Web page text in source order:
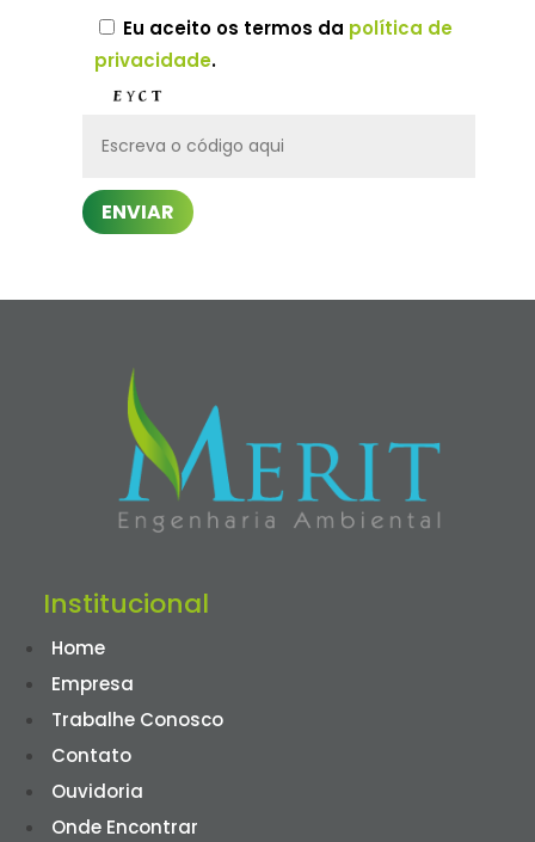
Eu aceito os termos da política de
privacidade.
ENVIAR
Institucional
Home
Empresa
Trabalhe Conosco
Contato
Ouvidoria
Onde Encontrar